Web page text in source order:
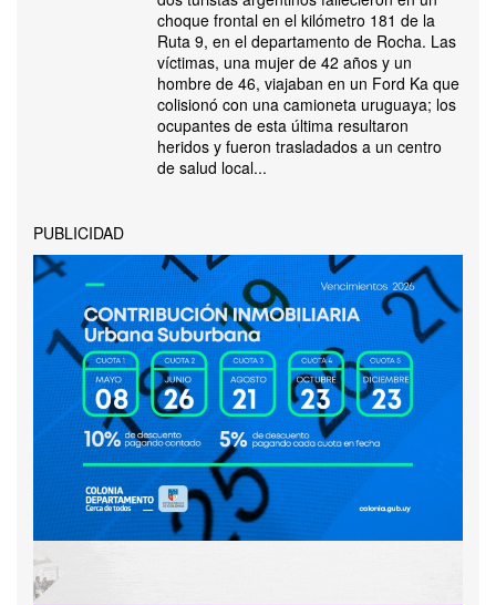
choque frontal en el kilómetro 181 de la
Ruta 9, en el departamento de Rocha. Las
víctimas, una mujer de 42 años y un
hombre de 46, viajaban en un Ford Ka que
colisionó con una camioneta uruguaya; los
ocupantes de esta última resultaron
heridos y fueron trasladados a un centro
de salud local...
PUBLICIDAD